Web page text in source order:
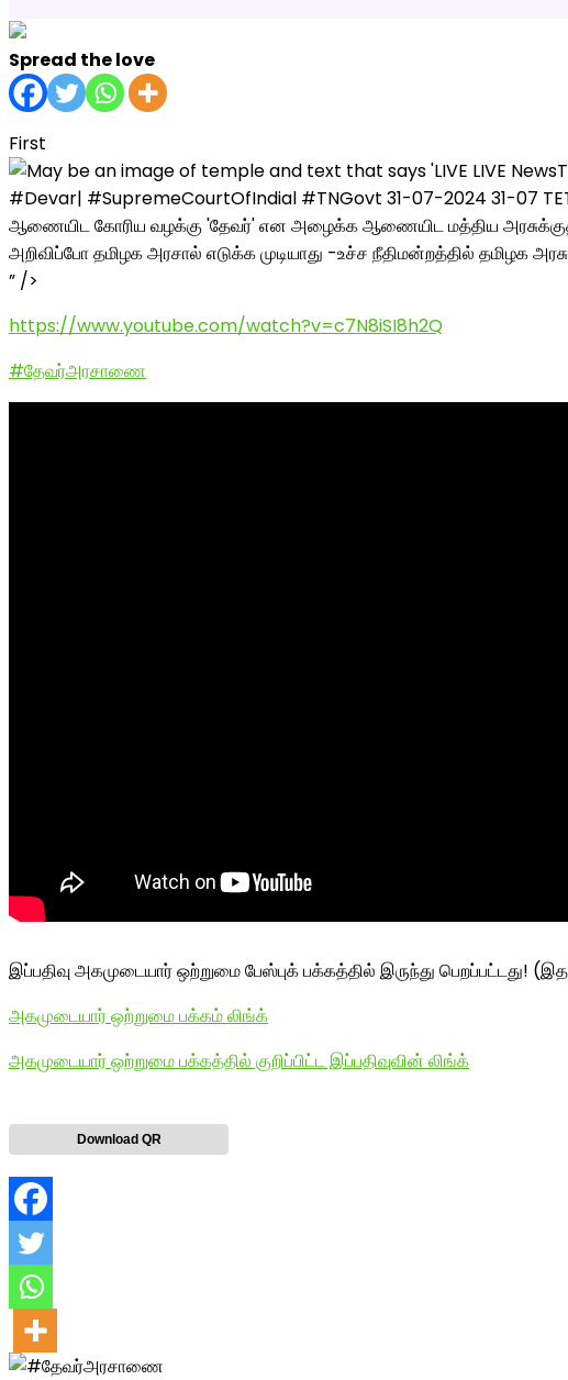
Spread the love
First
” />
https://www.youtube.com/watch?v=c7N8iSI8h2Q
#தேவர்அரசாணை
இப்பதிவு அகமுடையார் ஒற்றுமை பேஸ்புக் பக்கத்தில் இருந்து பெறப்பட்டது!
அகமுடையார் ஒற்றுமை பக்கம் லிங்க்
அகமுடையார் ஒற்றுமை பக்கத்தில் குறிப்பிட்ட இப்பதிவுவின் லிங்க்
Download QR